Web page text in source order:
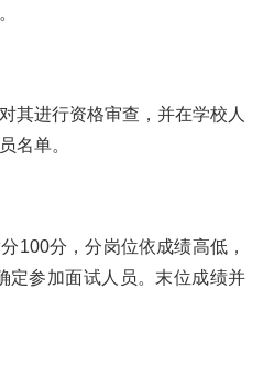
其进行资格审查，并在学校人
名单。
100分，分岗位依成绩高低，
定参加面试人员。末位成绩并